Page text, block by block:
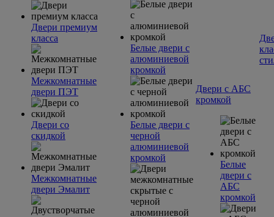
Двери премиум
класса
Межкомнатные
двери ПЭТ
Двери со
скидкой
Межкомнатные
двери Эмалит
Белые двери с
алюминиевой
кромкой
Белые двери с
черной
алюминиевой
кромкой
Двери с АБС
кромкой
Белые
двери с
АБС
кромкой